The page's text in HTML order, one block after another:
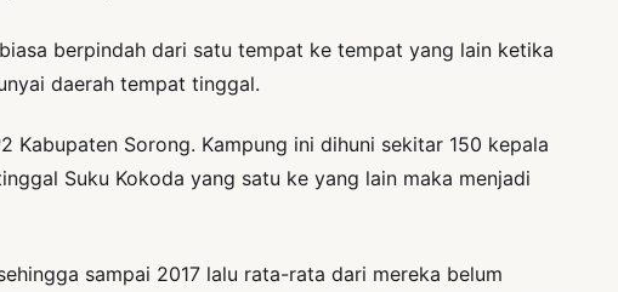
berpindah dari satu tempat ke tempat yang lain ketika
daerah tempat tinggal.
Sorong. Kampung ini dihuni sekitar 150 kepala
Suku Kokoda yang satu ke yang lain maka menjadi
sampai 2017 lalu rata-rata dari mereka belum